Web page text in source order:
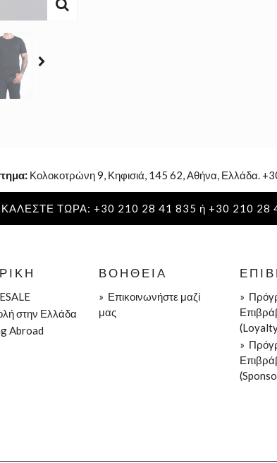
Κολοκοτρώνη 9, Κηφισιά, 145 62, Αθήνα, Ελλάδα.
ΚΑΛΕΣΤΕ ΤΩΡΑ: +30 210 28 41 835 ή +30 210 28
στην Ελλάδα
Abroad
ΒΟΉΘΕΙΑ
» Επικοινωνήστε μαζί
μας
»
»